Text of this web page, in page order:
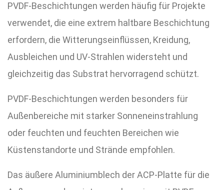
PVDF-Beschichtungen werden häufig für Projekte
verwendet, die eine extrem haltbare Beschichtung
erfordern, die Witterungseinflüssen, Kreidung,
Ausbleichen und UV-Strahlen widersteht und
gleichzeitig das Substrat hervorragend schützt.
PVDF-Beschichtungen werden besonders für
Außenbereiche mit starker Sonneneinstrahlung
oder feuchten und feuchten Bereichen wie
Küstenstandorte und Strände empfohlen.
Das äußere Aluminiumblech der ACP-Platte für die